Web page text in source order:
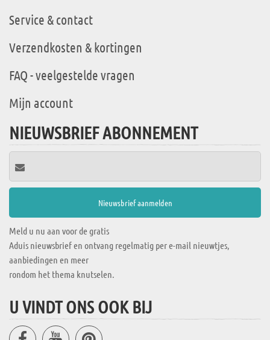
Service & contact
Verzendkosten & kortingen
FAQ - veelgestelde vragen
Mijn account
NIEUWSBRIEF ABONNEMENT
Meld u nu aan voor de gratis
Aduis nieuwsbrief en ontvang regelmatig per e-mail nieuwtjes,
aanbiedingen en meer
rondom het thema knutselen.
U VINDT ONS OOK BIJ